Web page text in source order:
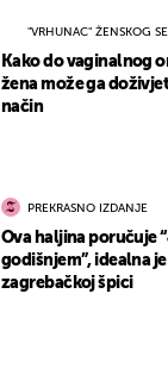
"VRHUNAC" ŽENSKOG
Kako do vaginalnog
žena može ga
način
PREKRASNO IZDANJE
Ova haljina poručuje
godišnjem”, idealna
zagrebačkoj špici